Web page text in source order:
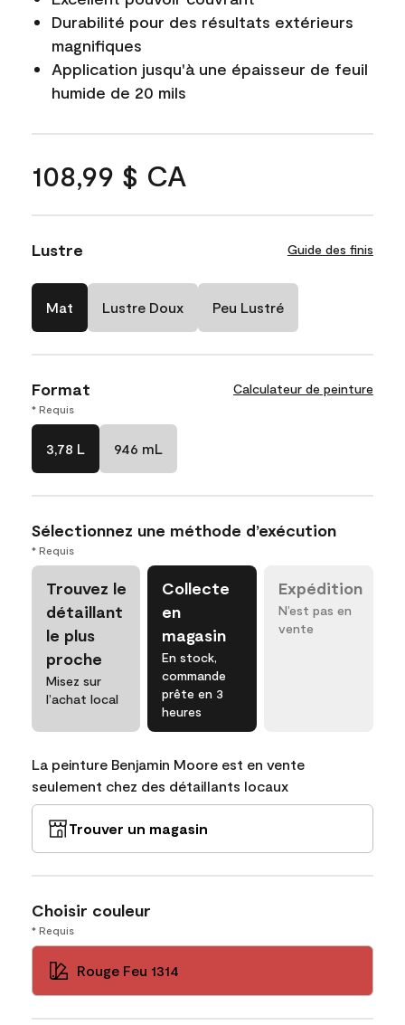
Durabilité pour des résultats extérieurs
magnifiques
Application jusqu'à une épaisseur de feuil
humide de 20 mils
108,99 $ CA
Lustre Guide des finis
Mat Lustre Doux Peu Lustré
Format Calculateur de peinture
* Requis
3,78 L 946 mL
Sélectionnez une méthode d’exécution
* Requis
Trouvez le
détaillant
le plus
proche
Misez sur
l’achat local
Collecte
en
magasin
En stock,
commande
prête en 3
heures
Expédition
N’est pas en
vente
La peinture Benjamin Moore est en vente
seulement chez des détaillants locaux
Trouver un magasin
Choisir couleur
* Requis
Rouge Feu 1314